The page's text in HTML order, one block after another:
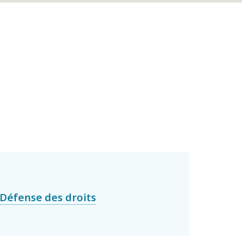
Défense des droits